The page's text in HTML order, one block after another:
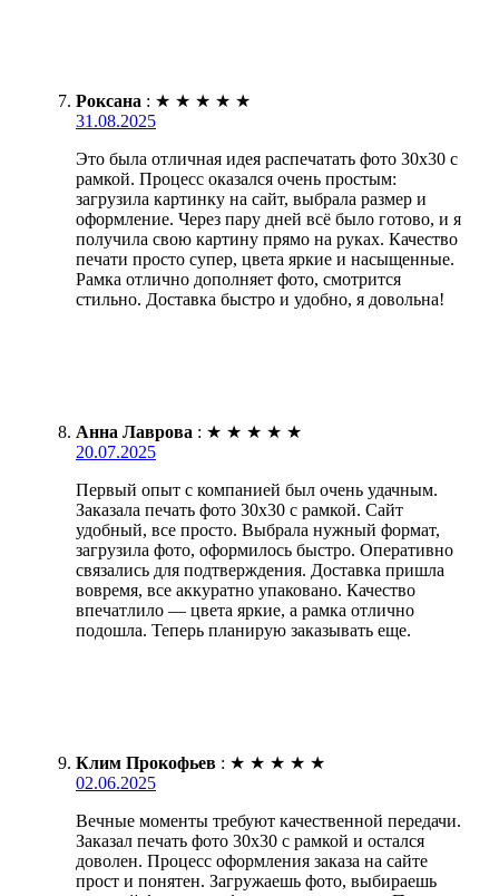
Роксана : ★ ★ ★ ★ ★
31.08.2025
Это была отличная идея распечатать фото 30х30 с
рамкой. Процесс оказался очень простым:
загрузила картинку на сайт, выбрала размер и
оформление. Через пару дней всё было готово, и я
получила свою картину прямо на руках. Качество
печати просто супер, цвета яркие и насыщенные.
Рамка отлично дополняет фото, смотрится
стильно. Доставка быстро и удобно, я довольна!
Анна Лаврова : ★ ★ ★ ★ ★
20.07.2025
Первый опыт с компанией был очень удачным.
Заказала печать фото 30х30 с рамкой. Сайт
удобный, все просто. Выбрала нужный формат,
загрузила фото, оформилось быстро. Оперативно
связались для подтверждения. Доставка пришла
вовремя, все аккуратно упаковано. Качество
впечатлило — цвета яркие, а рамка отлично
подошла. Теперь планирую заказывать еще.
Клим Прокофьев : ★ ★ ★ ★ ★
02.06.2025
Вечные моменты требуют качественной передачи.
Заказал печать фото 30х30 с рамкой и остался
доволен. Процесс оформления заказа на сайте
прост и понятен. Загружаешь фото, выбираешь